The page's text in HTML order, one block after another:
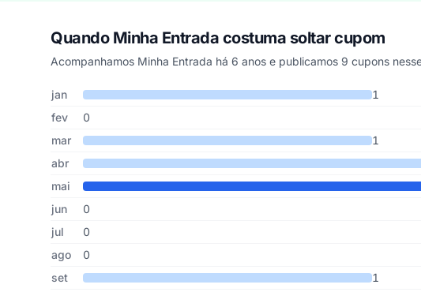
Quando Minha Entrada costuma soltar cupom
Acompanhamos Minha Entrada há 6 anos e publicamos 9 cupons
Cupons de Minha Entrada publicados por mês, somando os últimos 6
Mês Cupons publicadosDesconto médio
jan
1
fev
0
mar
1
abr
mai
jun
0
jul
0
ago
0
set
1